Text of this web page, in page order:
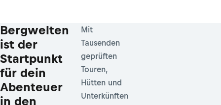
Bergwelten
ist der
Startpunkt
für dein
Abenteuer
in den
Mit
Tausenden
geprüften
Touren,
Hütten und
Unterkünften